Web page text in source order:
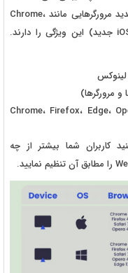
مرورگرهایی مانند Chrome،
جدید) این ویژگی را دارند.
لینوکس
و مرورگرها)
کاربران شما بیشتر از چه
را مطابق آن تنظیم نمایید.